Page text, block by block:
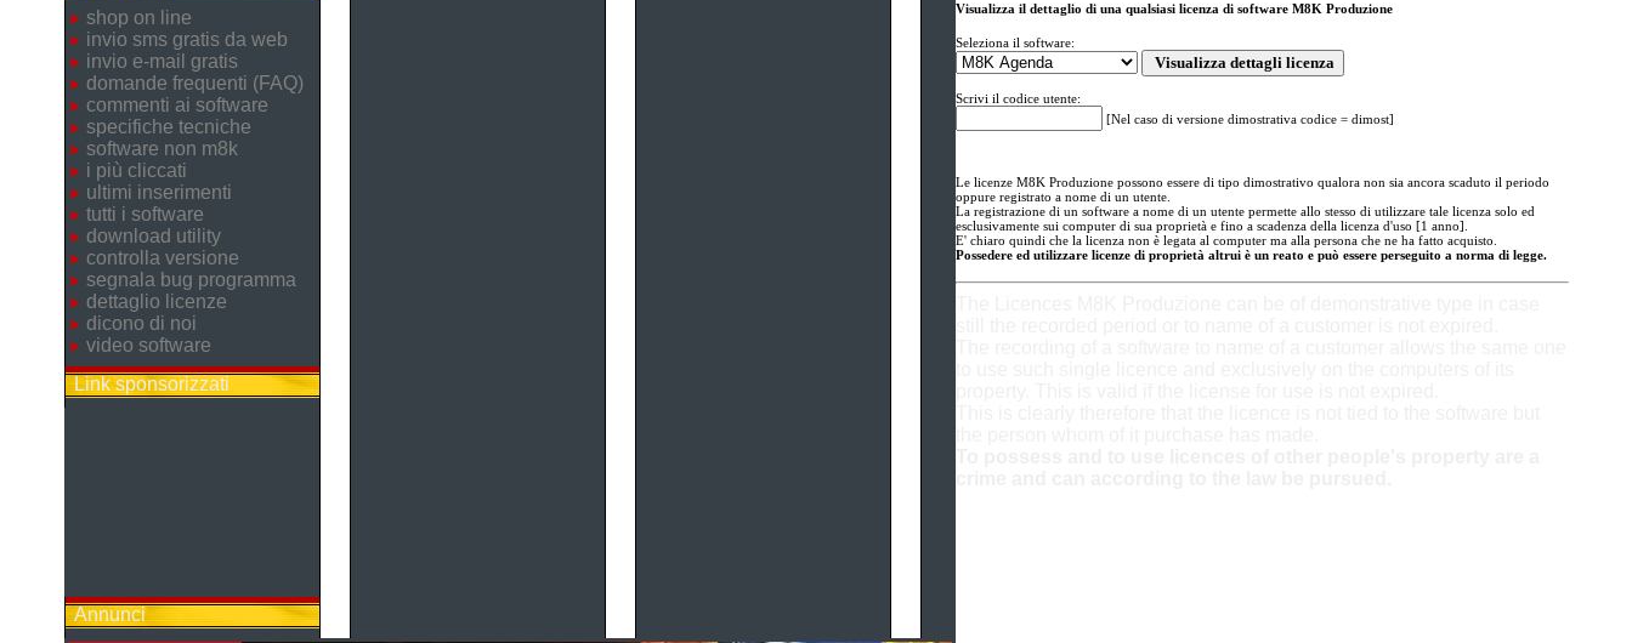
shop on line
invio sms gratis da web
invio e-mail gratis
domande frequenti (FAQ)
commenti ai software
specifiche tecniche
software non m8k
i più cliccati
ultimi inserimenti
tutti i software
download utility
controlla versione
segnala bug programma
dettaglio licenze
dicono di noi
video software
Link sponsorizzati
Annunci
Visualizza il dettaglio di una qualsiasi licenza di software M8K Produzione
Seleziona il software:
Scrivi il codice utente:
[Nel caso di versione dimostrativa codice = dimost]
Le licenze M8K Produzione possono essere di tipo dimostrativo qualora non sia ancora scaduto il periodo
oppure registrato a nome di un utente.
La registrazione di un software a nome di un utente permette allo stesso di utilizzare tale licenza solo ed
esclusivamente sui computer di sua proprietà e fino a scadenza della licenza d'uso [1 anno].
E' chiaro quindi che la licenza non è legata al computer ma alla persona che ne ha fatto acquisto.
Possedere ed utilizzare licenze di proprietà altrui è un reato e può essere perseguito a norma di legge.